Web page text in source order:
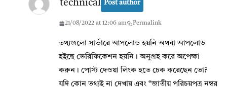
technical Post author
21/08/2022 at 12:06 am Permalink
তথ্যগুলো সার্ভারে আপলোড হয়নি অথবা আপলোড
হইছে ভেরিফিকেশন হয়নি। অনুগ্রহ করে অপেক্ষা
করুন। পোস্ট দেওয়া লিংক হতে চেক করেছেন তো?
যদি কোন তথ্যই না দেখায় এবং “জাতীয় পরিচয়পত্র নম্বর